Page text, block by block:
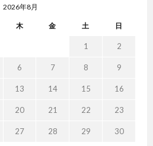
2026年8月
木 金 土 日
1 2
6 7 8 9
13 14 15 16
20 21 22 23
27 28 29 30